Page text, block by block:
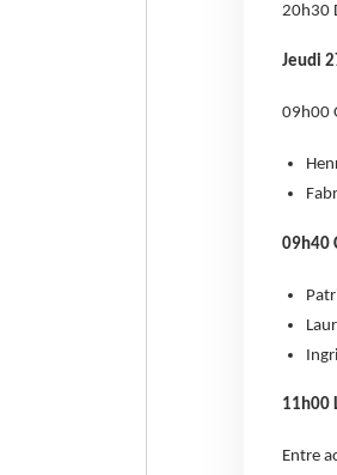
20h30
Jeudi
09h00
09h40
11h00
Entre